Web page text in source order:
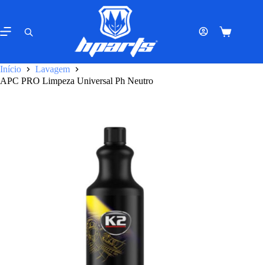
o
conteúdo
Carrinho
Início
Lavagem
APC PRO Limpeza Universal Ph Neutro